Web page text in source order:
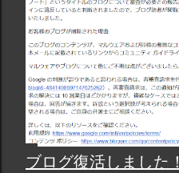
ブログ復活しました！